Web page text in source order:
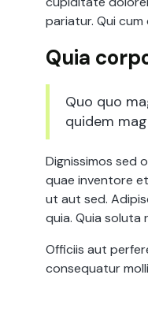
pariatur. Qui
Quia
Quo quo
quidem
Dignissimos sed
quae inventore
ut aut sed.
quia. Quia soluta
Officiis aut
consequatur